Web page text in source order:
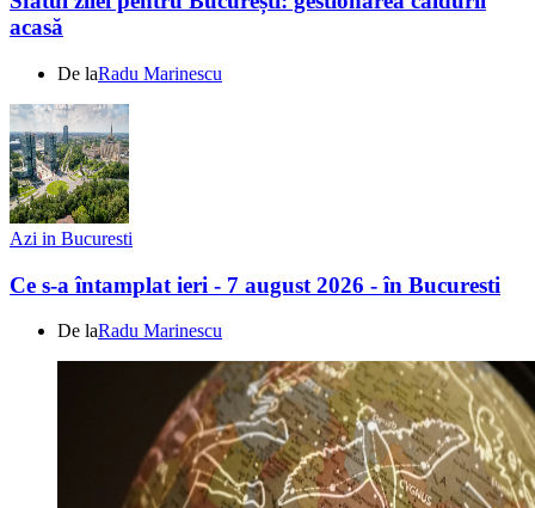
acasă
De laRadu Marinescu
Azi in Bucuresti
Ce s-a întamplat ieri - 7 august 2026 - în Bucuresti
De laRadu Marinescu